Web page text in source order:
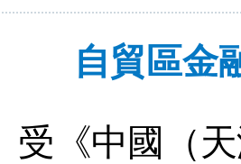
自貿區金
受《中國（